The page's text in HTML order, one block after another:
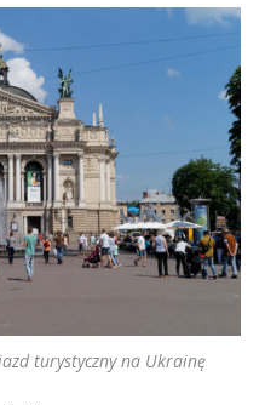
turystyczny na Ukrainę